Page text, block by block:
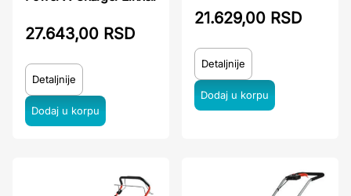
27.643,00 RSD
Detaljnije
21.629,00 RSD
Detaljnije